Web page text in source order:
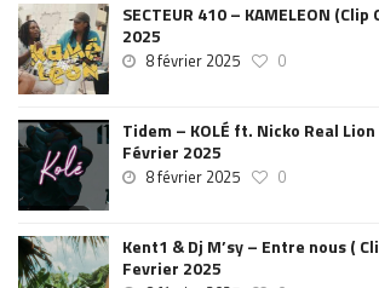
SECTEUR 410 – KAMELEON
2025
8 février 2025 0
Tidem – KOLÉ ft. Nicko Real
Février 2025
8 février 2025 0
Kent1 & Dj M’sy – Entre nous (
Fevrier 2025